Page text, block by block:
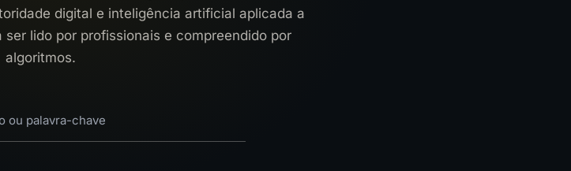
digital e inteligência artificial aplicada a
lido por profissionais e compreendido por
algoritmos.